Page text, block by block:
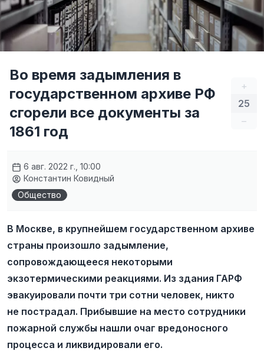
+
25
–
Во время задымления в
государственном архиве РФ
сгорели все документы за
1861 год
6 авг. 2022 г., 10:00
Константин Ковидный
Общество
В Москве, в крупнейшем государственном архиве
страны произошло задымление,
сопровождающееся некоторыми
экзотермическими реакциями. Из здания ГАРФ
эвакуировали почти три сотни человек, никто
не пострадал. Прибывшие на место сотрудники
пожарной службы нашли очаг вредоносного
процесса и ликвидировали его.